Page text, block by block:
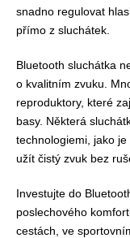
snadno regulovat
přímo z sluchátek.
Bluetooth sluchátka
o kvalitním zvuku.
reproduktory, které
basy. Některá
technologiemi, jako
užít čistý zvuk bez
Investujte do
poslechového
cestách, ve